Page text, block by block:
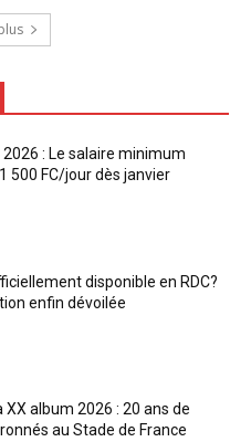
2026 : Le salaire minimum
500 FC/jour dès janvier
disponible en RDC?
enfin dévoilée
XX album 2026 : 20 ans de
au Stade de France